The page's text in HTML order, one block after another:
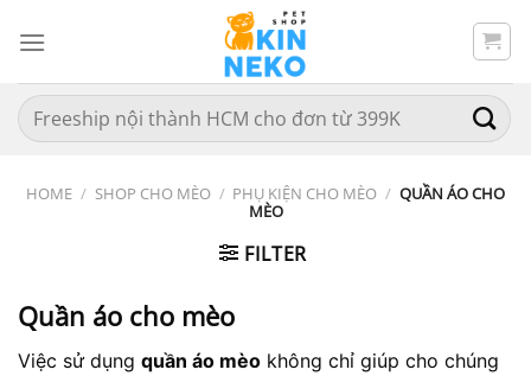
đến
dung
Search
for:
HOME / SHOP CHO MÈO / PHỤ KIỆN CHO MÈO / QUẦN ÁO CHO
MÈO
FILTER
Quần áo cho mèo
Việc sử dụng quần áo mèo không chỉ giúp cho chúng